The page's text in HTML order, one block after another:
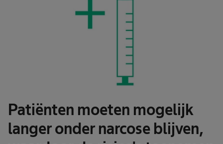
Patiënten moeten mogelijk
langer onder narcose blijven,